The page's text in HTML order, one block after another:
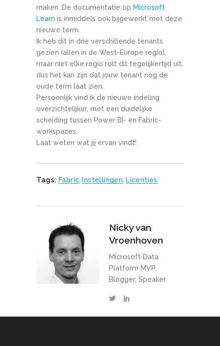
maken. De documentatie op Microsoft
Learn is inmiddels ook bijgewerkt met deze
nieuwe term.
Ik heb dit in drie verschillende tenants
gezien (allen in de West-Europe regio),
maar niet elke regio rolt dit tegelijkertijd uit,
dus het kan zijn dat jouw tenant nog de
oude term laat zien.
Persoonlijk vind ik de nieuwe indeling
overzichtelijker, met een duidelijke
scheiding tussen Power BI- en Fabric-
workspaces.
Laat weten wat jij ervan vindt!
Tags: Fabric Instellingen Licenties
Nicky van
Vroenhoven
Microsoft Data
Platform MVP,
Blogger, Speaker